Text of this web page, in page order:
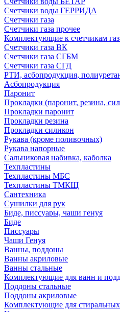
Счетчики воды ГЕРРИДА
Счетчики газа
Счетчики газа прочее
Комплектующие к счетчикам
Счетчики газа ВК
Счетчики газа СГБМ
Счетчики газа СГД
РТИ, асбопродукция,
Асбопродукция
Паронит
Прокладки (паронит, резина,
Прокладки паронит
Прокладки резина
Прокладки силикон
Рукава (кроме поливочных)
Рукава напорные
Сальниковая набивка, каболка
Техпластины
Техпластины МБС
Техпластины ТМКЩ
Сантехника
Сушилки для рук
Биде, писсуары, чаши генуя
Биде
Писсуары
Чаши Генуя
Ванны, поддоны
Ванны акриловые
Ванны стальные
Комплектующие для ванн и
Поддоны стальные
Поддоны акриловые
Комплектующие для